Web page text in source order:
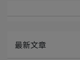
最新文章